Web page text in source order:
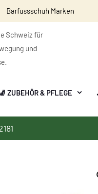
Barfussschuh Marken
Schweiz für
und
🧦 ZUBEHÖR & PFLEGE